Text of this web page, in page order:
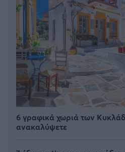
6 γραφικά χωριά των
ανακαλύψετε